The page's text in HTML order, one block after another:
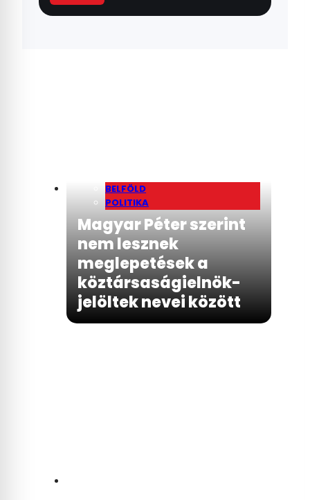
BELFÖLD
POLITIKA
Magyar Péter szerint
nem lesznek
meglepetések a
köztársaságielnök-
jelöltek nevei között